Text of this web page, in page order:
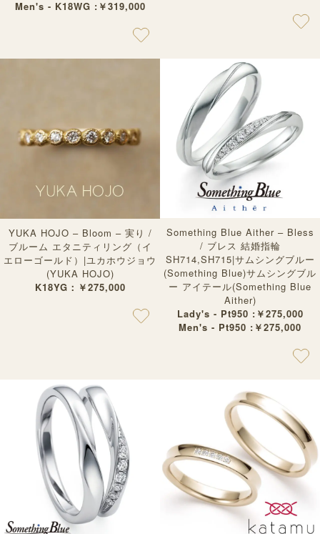
Men's - K18WG :￥319,000
YUKA HOJO – Bloom – 実り /
ブルーム エタニティリング（イ
エローゴールド）|ユカホウジョウ
(YUKA HOJO)
K18YG：￥275,000
Something Blue Aither – Bless
/ ブレス 結婚指輪
SH714,SH715|サムシングブルー
(Something Blue)サムシングブル
ー アイテール(Something Blue
Aither)
Lady's - Pt950 :￥275,000
Men's - Pt950 :￥275,000